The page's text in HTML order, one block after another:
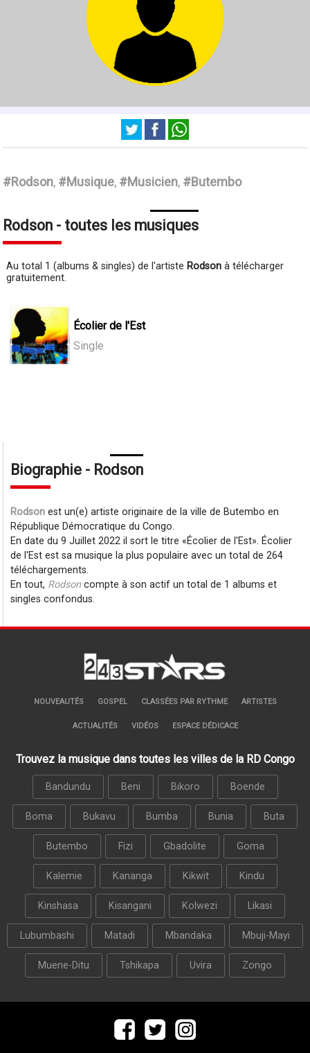
#Rodson, #Musique, #Musicien, #Butembo
Rodson - toutes les musiques
Au total 1 (albums & singles) de l'artiste Rodson à télécharger
gratuitement.
Écolier de l'Est
Single
Biographie - Rodson
Rodson est un(e) artiste originaire de la ville de Butembo en
République Démocratique du Congo.
En date du 9 Juillet 2022 il sort le titre Écolier de l'Est . Écolier
de l'Est est sa musique la plus populaire avec un total de 264
téléchargements.
En tout, Rodsoncompte à son actif un total de 1 albums et
singles confondus.
NOUVEAUTÉS GOSPEL CLASSÉES PAR RYTHME ARTISTES
ACTUALITÉS VIDÉOS ESPACE DÉDICACE
Trouvez la musique dans toutes les villes de la RD Congo
Bandundu Beni Bikoro Boende
Boma Bukavu Bumba Bunia Buta
Butembo Fizi Gbadolite Goma
Kalemie Kananga Kikwit Kindu
Kinshasa Kisangani Kolwezi Likasi
Lubumbashi Matadi Mbandaka Mbuji-Mayi
Muene-Ditu Tshikapa Uvira Zongo